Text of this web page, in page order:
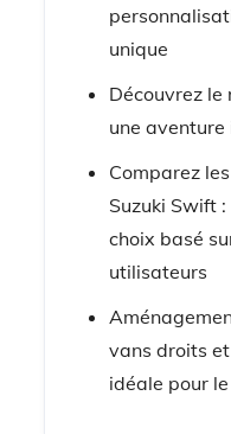
unique
Découvrez
une
Comparez
Suzuki Swift
choix basé
utilisateurs
vans droits
idéale pour